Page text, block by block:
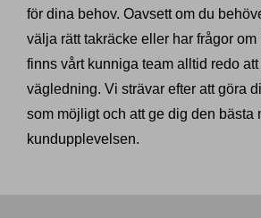
för dina behov. Oavsett om du
välja rätt takräcke eller har frågor
finns vårt kunniga team alltid redo
vägledning. Vi strävar efter att göra
som möjligt och att ge dig den bästa
kundupplevelsen.